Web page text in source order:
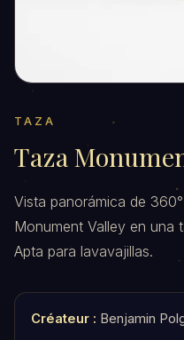
TAZA
Taza
Vista panorámica de
Monument Valley en una
Apta para lavavajillas.
Créateur : Benjamin